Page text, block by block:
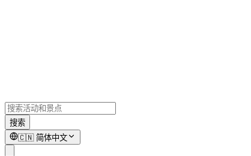
搜索
🇨🇳 简体中文